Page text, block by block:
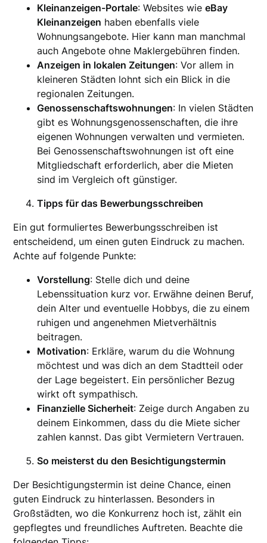
Kleinanzeigen-Portale: Websites wieeBay
Kleinanzeigen haben ebenfalls viele
Wohnungsangebote. Hier kann man manchmal
auch Angebote ohne Maklergebühren finden.
Anzeigen in lokalen Zeitungen: Vor allem in
kleineren Städten lohnt sich ein Blick in die
regionalen Zeitungen.
Genossenschaftswohnungen: In vielen Städten
gibt es Wohnungsgenossenschaften, die ihre
eigenen Wohnungen verwalten und vermieten.
Bei Genossenschaftswohnungen ist oft eine
Mitgliedschaft erforderlich, aber die Mieten
sind im Vergleich oft günstiger.
Tipps für das Bewerbungsschreiben
Ein gut formuliertes Bewerbungsschreiben ist
entscheidend, um einen guten Eindruck zu machen.
Achte auf folgende Punkte:
Vorstellung: Stelle dich und deine
Lebenssituation kurz vor. Erwähne deinen Beruf,
dein Alter und eventuelle Hobbys, die zu einem
ruhigen und angenehmen Mietverhältnis
beitragen.
Motivation: Erkläre, warum du die Wohnung
möchtest und was dich an dem Stadtteil oder
der Lage begeistert. Ein persönlicher Bezug
wirkt oft sympathisch.
Finanzielle Sicherheit: Zeige durch Angaben zu
deinem Einkommen, dass du die Miete sicher
zahlen kannst. Das gibt Vermietern Vertrauen.
So meisterst du den Besichtigungstermin
Der Besichtigungstermin ist deine Chance, einen
guten Eindruck zu hinterlassen. Besonders in
Großstädten, wo die Konkurrenz hoch ist, zählt ein
gepflegtes und freundliches Auftreten. Beachte die